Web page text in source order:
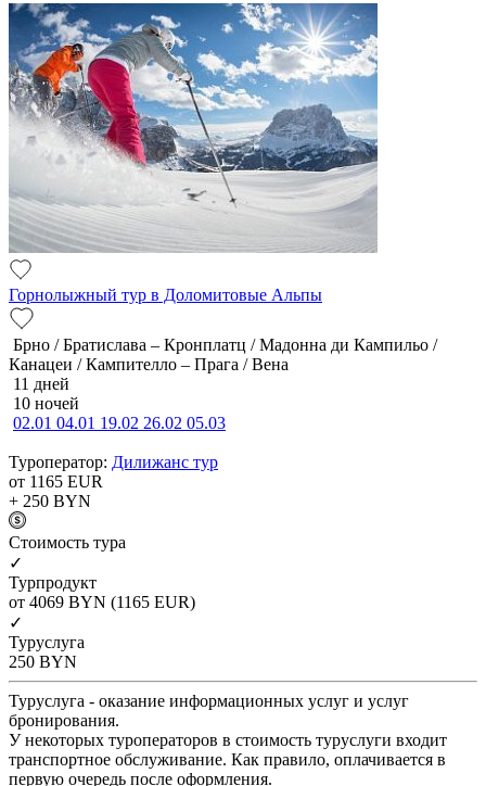
Горнолыжный тур в Доломитовые Альпы
Брно / Братислава – Кронплатц / Мадонна ди Кампильо /
Канацеи / Кампителло – Прага / Вена
11 дней
10 ночей
02.01 04.01 19.02 26.02 05.03
Туроператор: Дилижанс тур
от 1165 EUR
+ 250 BYN
Cтоимость тура
✓
Турпродукт
от 4069 BYN (1165 EUR)
✓
Туруслуга
250 BYN
Туруслуга - оказание информационных услуг и услуг
бронирования.
У некоторых туроператоров в стоимость туруслуги входит
транспортное обслуживание. Как правило, оплачивается в
первую очередь после оформления.